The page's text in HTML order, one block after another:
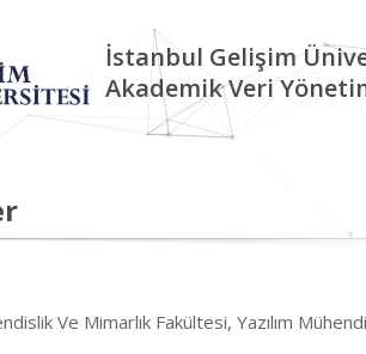
İstanbul Gelişim
Akademik Veri
Ve Mimarlık Fakültesi, Yazılım